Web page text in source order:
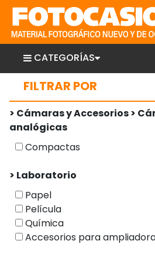
CATEGORÍAS
FILTRAR POR
> Cámaras y Accesorios >
analógicas
Compactas
> Laboratorio
Papel
Película
Química
Accesorios para